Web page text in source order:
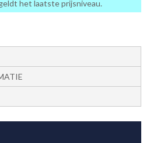
het laatste prijsniveau.